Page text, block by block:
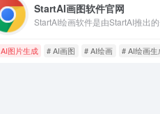
StartAI画图软件官网
AI图片生成 # AI画图 # AI绘画 # AI绘画生